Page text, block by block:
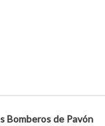
Bomberos de Pavón